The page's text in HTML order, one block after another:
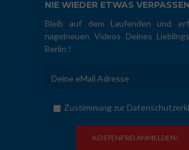
NIE WIEDER ETWAS
Bleib auf dem Laufenden und
nagelneuen Videos Deines
Berlin !
Zustimmung zur